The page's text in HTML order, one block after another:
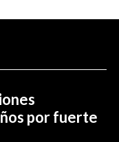
por fuerte